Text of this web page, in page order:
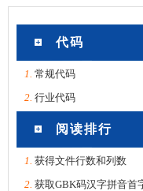
代码
1. 常规代码
2. 行业代码
阅读排行
1. 获得文件行数和列数
2. 获取GBK码汉字拼音首